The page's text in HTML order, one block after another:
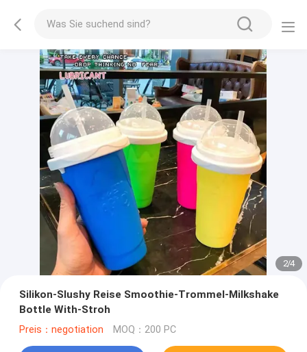
2/4
Silikon-Slushy Reise Smoothie-Trommel-Milkshake
Bottle With-Stroh
Preis：negotiation MOQ：200 PC